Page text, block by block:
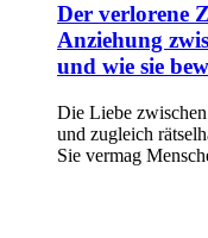
Der verlorene
Anziehung
und wie sie
Die Liebe
und zugleich
Sie vermag